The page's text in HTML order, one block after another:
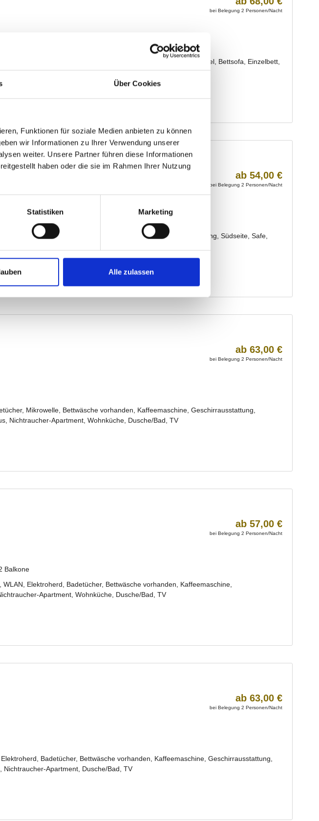
Über Cookies
Funktionen für soziale Medien anbieten zu können
wir Informationen zu Ihrer Verwendung unserer
weiter. Unsere Partner führen diese Informationen
haben oder die sie im Rahmen Ihrer Nutzung
Statistiken Marketing
Alle zulassen